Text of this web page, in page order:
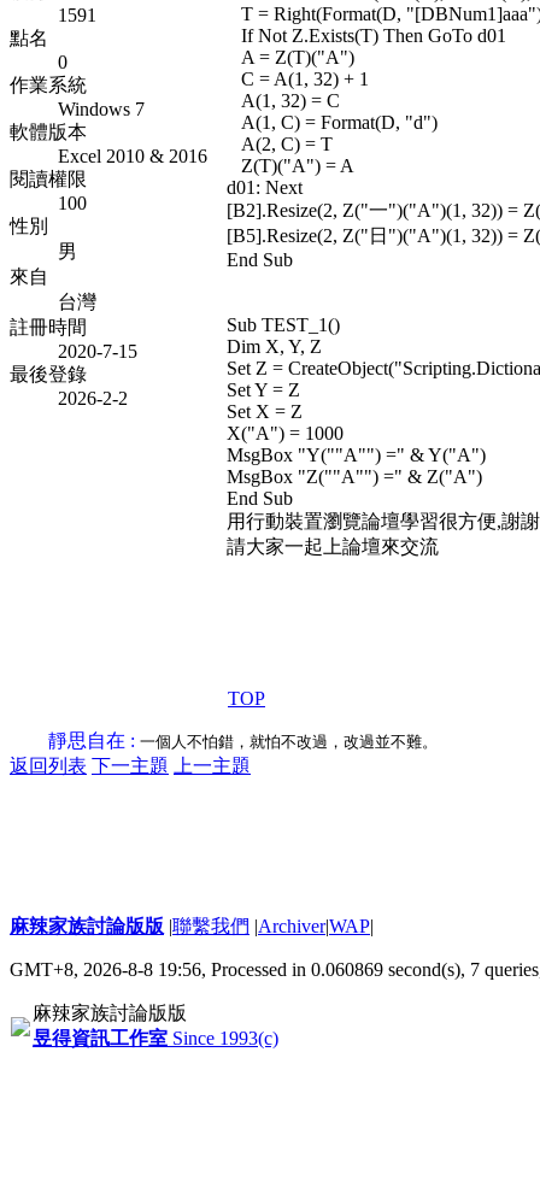
1591
點名
0
作業系統
Windows 7
軟體版本
Excel 2010 & 2016
閱讀權限
100
性別
男
來自
台灣
註冊時間
2020-7-15
最後登錄
2026-2-2
T = Right(Format(D,
If Not Z.Exists(T) Then GoTo d01
A = Z(T)("A")
C = A(1, 32) + 1
A(1, 32) = C
A(1, C) = Format(D, "d")
A(2, C) = T
Z(T)("A") = A
d01: Next
[B2].Resize(2, Z("一")("A")(1, 32)) =
[B5].Resize(2, Z("日")("A")(1, 32)) =
End Sub
Sub TEST_1()
Dim X, Y, Z
Set Z =
Set Y = Z
Set X = Z
X("A") = 1000
MsgBox "Y(""A"") =" & Y("A")
MsgBox "Z(""A"") =" & Z("A")
End Sub
用行動裝置瀏覽論壇學習很方便,謝
請大家一起上論壇來交流
TOP
靜思自在 : 一個人不怕錯，就怕不改過，改過並不難。
返回列表 下一主題 上一主題
麻辣家族討論版版 |聯繫我們 |Archiver|WAP|
GMT+8, 2026-8-8 19:56, Processed in 0.060869 second(s), 7
麻辣家族討論版版
昱得資訊工作室 Since 1993(c)